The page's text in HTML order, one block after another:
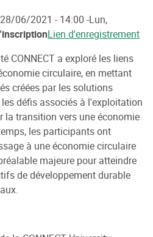
06/2021 - 14:00 -Lun,
Lien d'enregistrement
CONNECT a exploré les liens
circulaire, en mettant
créées par les solutions
défis associés à l'exploitation
la transition vers une économie
les participants ont
à une économie circulaire
majeure pour atteindre
de développement durable